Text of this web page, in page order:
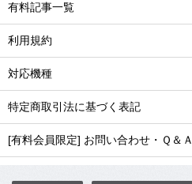
有料記事一覧
利用規約
対応機種
特定商取引法に基づく表記
[有料会員限定] お問い合わせ・Ｑ＆Ａ